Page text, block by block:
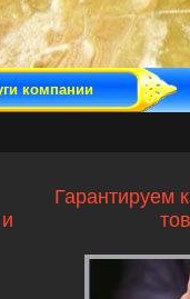
компании
Гарантируем